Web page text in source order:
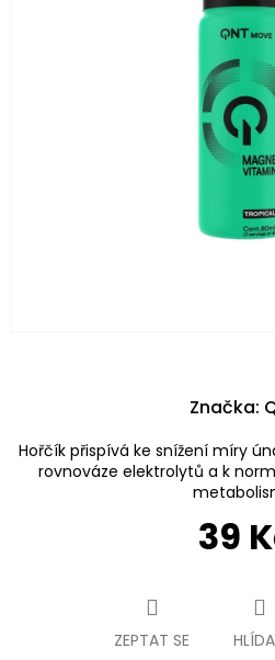
39
Hořčík přispívá ke snížení míry
rovnováze elektrolytů a k
ZEPTAT SE
Značka: